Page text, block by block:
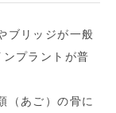
ブリッジが一般
プラントが普
（あご）の骨に